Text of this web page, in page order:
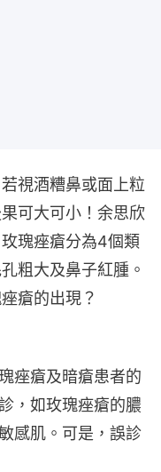
視酒糟鼻或面上粒
可大可小！余思欣
瑰痤瘡分為4個類
粗大及鼻子紅腫。
瘡的出現？
痤瘡及暗瘡患者的
，如玫瑰痤瘡的膿
感肌。可是，誤診